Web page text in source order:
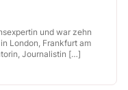
und war zehn
London, Frankfurt am
Journalistin […]